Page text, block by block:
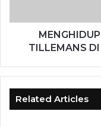
TILLEMANS
Related Articles